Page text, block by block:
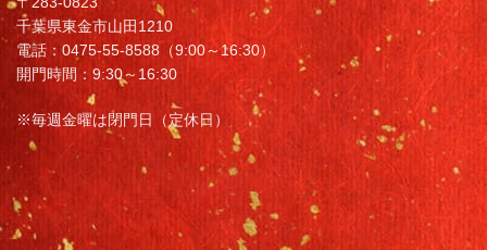
千葉県東金市山田1210
電話：0475-55-8588（9:00～16:30）
開門時間：9:30～16:30
※毎週金曜は閉門日（定休日）